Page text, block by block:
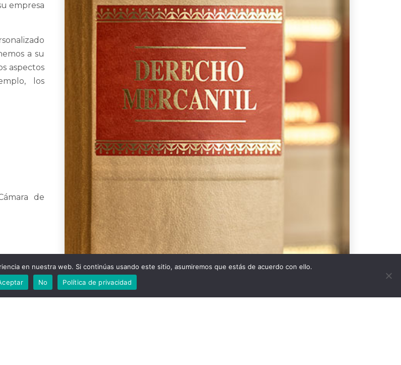
empresa
a su
aspectos
los
de
jurídica
en nuestra web. Si continúas usando este sitio, asumiremos que estás de acuerdo con ello.
No Política de privacidad